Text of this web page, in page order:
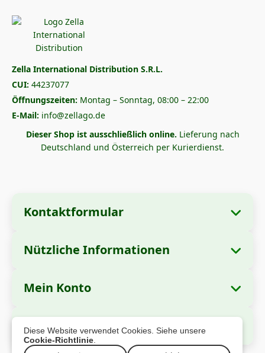
Diese Website verwendet Cookies. Siehe unsere
Cookie-Richtlinie
Zella International Distribution S.R.L.
CUI: 44237077
Öffnungszeiten: Montag – Sonntag, 08:00 – 22:00
E-Mail: info@zellago.de
Dieser Shop ist ausschließlich online. Lieferung nach
Deutschland und Österreich per Kurierdienst.
Kontaktformular
Firmenname:
S.R.L.
Sitz:Strada Cuza Vodă nr. 97, Sector 4,
București, 040283, Rumänien
Nützliche Informationen
Wie bestellt man?
Zahlungsmethoden
Versandinformationen
Mein Konto
Meine Bestellungen
Persönliche Daten
Sichere Zahlung